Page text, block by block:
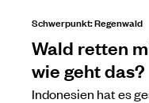
Schwerpunkt: Regenwald
Wald retten
wie geht das?
Indonesien hat es